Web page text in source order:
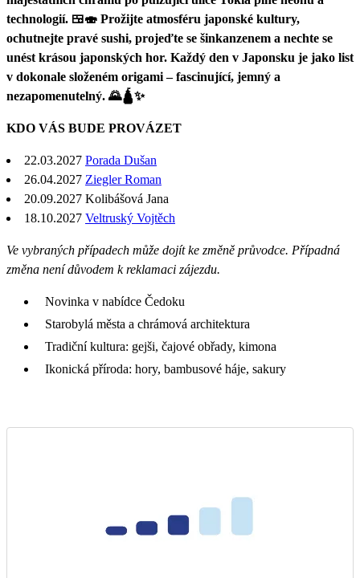
technologií. 🍱🍣 Prožijte atmosféru japonské kultury,
ochutnejte pravé sushi, projeďte se šinkanzenem a nechte se
unést krásou japonských hor. Každý den v Japonsku je jako list
v dokonale složeném origami – fascinující, jemný a
nezapomenutelný. 🌄🛕✨
KDO VÁS BUDE PROVÁZET
22.03.2027 Porada Dušan
26.04.2027 Ziegler Roman
20.09.2027 Kolibášová Jana
18.10.2027 Veltruský Vojtěch
Ve vybraných případech může dojít ke změně průvodce. Případná
změna není důvodem k reklamaci zájezdu.
Novinka v nabídce Čedoku
Starobylá města a chrámová architektura
Tradiční kultura: gejši, čajové obřady, kimona
Ikonická příroda: hory, bambusové háje, sakury